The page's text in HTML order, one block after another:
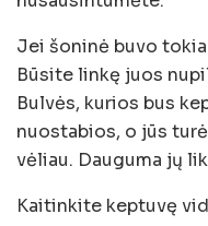
Jei šoninė buvo
Būsite linkę juos
Bulvės, kurios bus
nuostabios, o jūs
vėliau. Dauguma jų
Kaitinkite keptuvę